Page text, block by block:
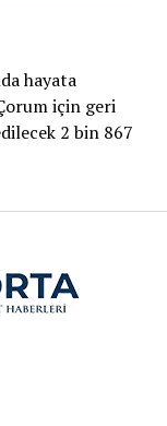
hayata
için geri
2 bin 867